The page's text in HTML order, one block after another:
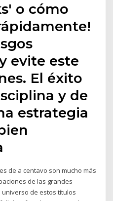
o cómo
evite este
El éxito
y de
estrategia
de a centavo son mucho más
de las grandes
de estos títulos